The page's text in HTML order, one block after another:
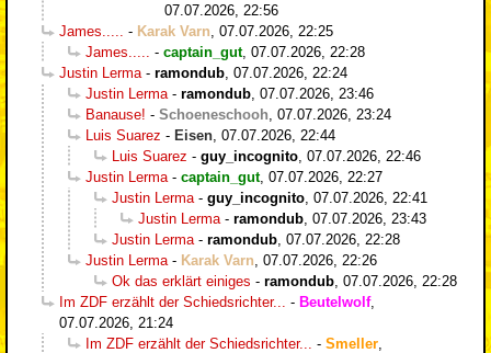
07.07.2026, 22:56
James.....
- Karak Varn 07.07.2026, 22:25
James.....
- captain_gut, 07.07.2026, 22:28
Justin Lerma - ramondub 07.07.2026, 22:24
Justin Lerma - ramondub 07.07.2026, 23:46
Banause! - Schoeneschooh 07.07.2026, 23:24
Luis Suarez - Eisen 07.07.2026, 22:44
Luis Suarez - guy_incognito 07.07.2026, 22:46
Justin Lerma - captain_gut, 07.07.2026, 22:27
Justin Lerma - guy_incognito 07.07.2026, 22:41
Justin Lerma - ramondub 07.07.2026, 23:43
Justin Lerma - ramondub 07.07.2026, 22:28
Justin Lerma - Karak Varn 07.07.2026, 22:26
Ok das erklärt einiges - ramondub 07.07.2026, 22:28
Im ZDF erzählt der Schiedsrichter...
- Beutelwolf,
07.07.2026, 21:24
Im ZDF erzählt der Schiedsrichter...
- Smeller